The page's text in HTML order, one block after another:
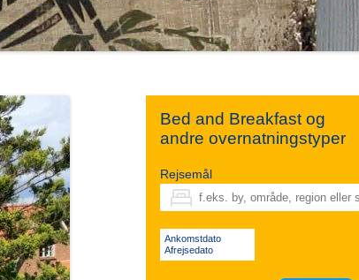
Bed and Breakfast og
andre overnatningstyper
Rejsemål
Ankomstdato
Afrejsedato